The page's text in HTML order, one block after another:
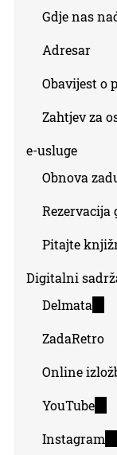
Gdje nas
Adresar
Obavijest o
Zahtjev za
e-usluge
Obnova
Rezervacija
Pitajte
Digitalni
Delmata
ZadaRetro
Online
YouTube(link
Instagram